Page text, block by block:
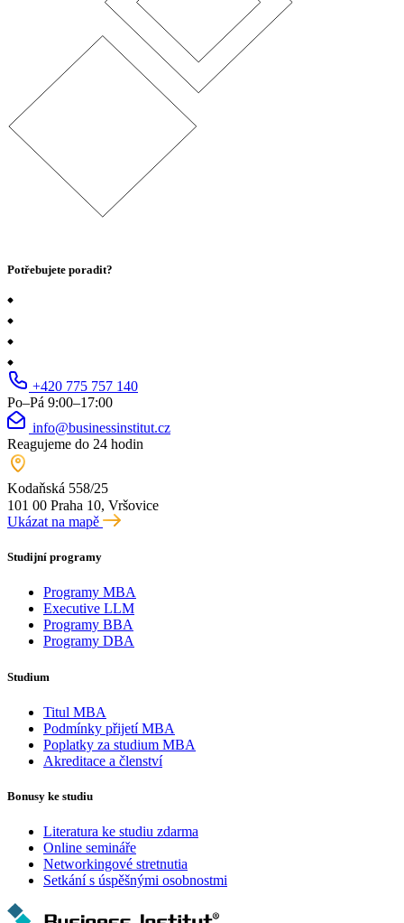
Potřebujete poradit?
+420 775 757 140
Po–Pá 9:00–17:00
info@businessinstitut.cz
Reagujeme do 24 hodin
Kodaňská 558/25
101 00 Praha 10, Vršovice
Ukázat na mapě
Studijní programy
Programy MBA
Executive LLM
Programy BBA
Programy DBA
Studium
Titul MBA
Podmínky přijetí MBA
Poplatky za studium MBA
Akreditace a členství
Bonusy ke studiu
Literatura ke studiu zdarma
Online semináře
Networkingové stretnutia
Setkání s úspěšnými osobnostmi